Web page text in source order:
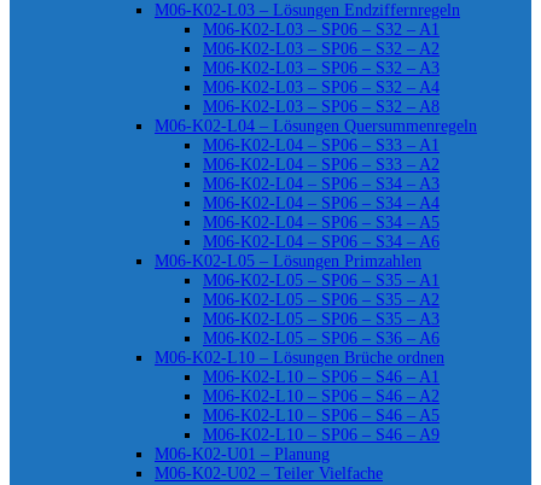
M06-K02-L03 – Lösungen Endziffernregeln
M06-K02-L03 – SP06 – S32 – A1
M06-K02-L03 – SP06 – S32 – A2
M06-K02-L03 – SP06 – S32 – A3
M06-K02-L03 – SP06 – S32 – A4
M06-K02-L03 – SP06 – S32 – A8
M06-K02-L04 – Lösungen Quersummenregeln
M06-K02-L04 – SP06 – S33 – A1
M06-K02-L04 – SP06 – S33 – A2
M06-K02-L04 – SP06 – S34 – A3
M06-K02-L04 – SP06 – S34 – A4
M06-K02-L04 – SP06 – S34 – A5
M06-K02-L04 – SP06 – S34 – A6
M06-K02-L05 – Lösungen Primzahlen
M06-K02-L05 – SP06 – S35 – A1
M06-K02-L05 – SP06 – S35 – A2
M06-K02-L05 – SP06 – S35 – A3
M06-K02-L05 – SP06 – S36 – A6
M06-K02-L10 – Lösungen Brüche ordnen
M06-K02-L10 – SP06 – S46 – A1
M06-K02-L10 – SP06 – S46 – A2
M06-K02-L10 – SP06 – S46 – A5
M06-K02-L10 – SP06 – S46 – A9
M06-K02-U01 – Planung
M06-K02-U02 – Teiler Vielfache